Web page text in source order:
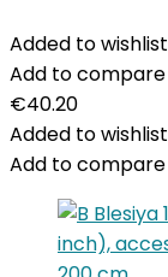
Added to wishlist
Add to compare
€40.20
Added to wishlist
Add to compare